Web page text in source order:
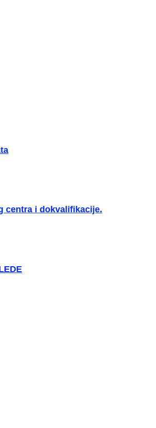
centra i dokvalifikacije.